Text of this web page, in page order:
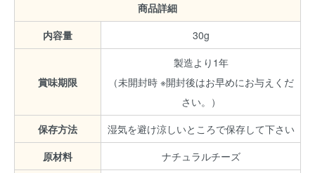
商品詳細
内容量
30g
賞味期限
製造より1年
（未開封時 ※開封後はお早めにお与えくだ
さい。）
保存方法
湿気を避け涼しいところで保存して下さい
原材料
ナチュラルチーズ